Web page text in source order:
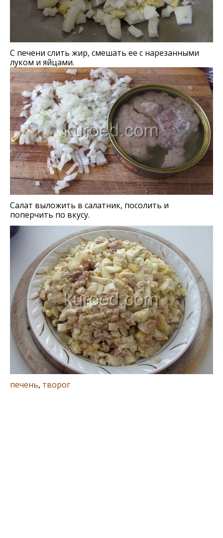
С печени слить жир, смешать ее с нарезанными
луком и яйцами.
Салат выложить в салатник, посолить и
поперчить по вкусу.
печень, творог